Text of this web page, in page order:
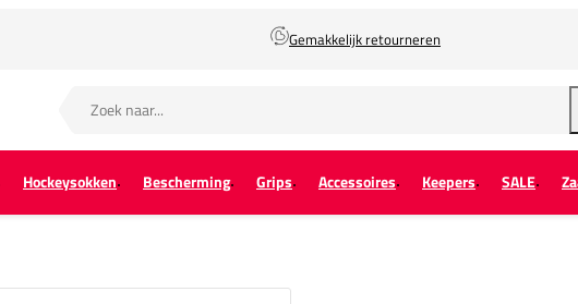
Gemakkelijk retourneren
Hockeysokken Bescherming Grips Accessoires Keepers SALE